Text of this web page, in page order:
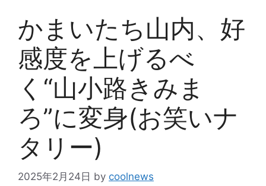
かまいたち山内、好
感度を上げるべ
く“山小路きみま
ろ”に変身(お笑いナ
タリー)
2025年2月24日 by coolnews